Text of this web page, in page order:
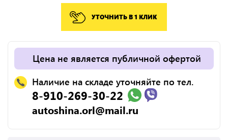
УТОЧНИТЬ В 1 КЛИК
Цена не является публичной офертой
Наличие на складе уточняйте по тел.
8-910-269-30-22
autoshina.orl@mail.ru